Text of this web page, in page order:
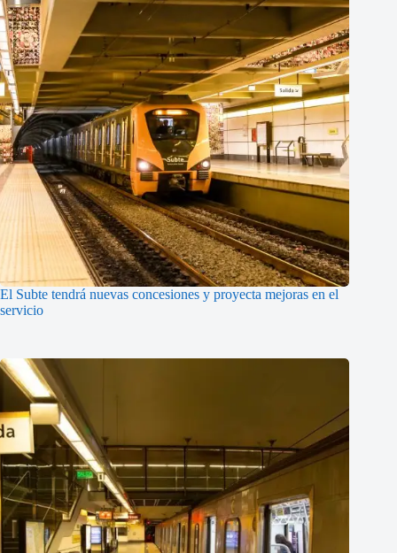
El Subte tendrá nuevas concesiones y proyecta mejoras en el
servicio